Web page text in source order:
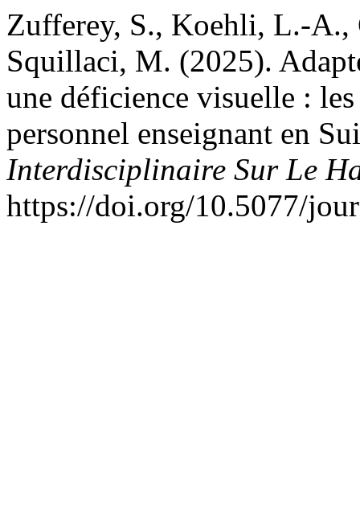
Zufferey, S., Koehli, L.-A.,
Squillaci, M. (2025).
une déficience visuelle :
personnel enseignant en
Interdisciplinaire Sur Le
https://doi.org/10.5077/